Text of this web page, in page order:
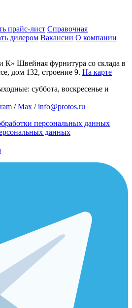
прайс-лист Справочная
дилером Вакансии О компании
К» Швейная фурнитура со склада в
дом 132, строение 9. На карте
суббота, воскресенье и
/Max /info@protos.ru
персональных данных
данных